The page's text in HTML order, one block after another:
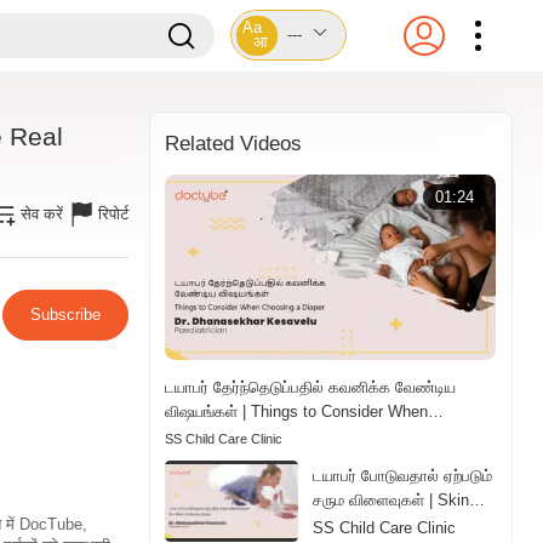
Aa
आ
---
सेव करें रिपोर्ट
Subscribe
में DocTube,
Related Videos
01:24
டயாபர் தேர்ந்தெடுப்பதில் கவனிக்க வேண்டிய
விஷயங்கள் | Things to Consider When
Choosing a Diaper | Tamil
SS Child Care Clinic
டயாபர் போடுவதால் ஏற்படும்
சரும விளைவுகள் | Skin
Effects of Wearing
SS Child Care Clinic